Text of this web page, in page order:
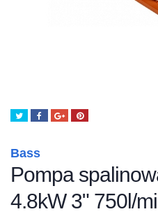
Bass
Pompa
4.8kW 3" 750l/